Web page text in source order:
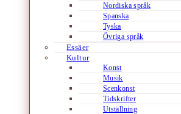
Nordiska språk
Spanska
Tyska
Övriga språk
Essäer
Kultur
Konst
Musik
Scenkonst
Tidskrifter
Utställning